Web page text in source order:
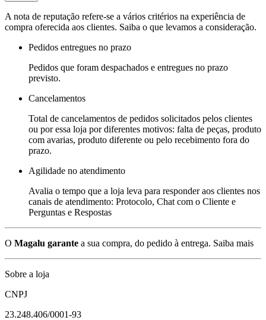
A nota de reputação refere-se a vários critérios na experiência de
compra oferecida aos clientes. Saiba o que levamos a consideração.
Pedidos entregues no prazo
Pedidos que foram despachados e entregues no prazo
previsto.
Cancelamentos
Total de cancelamentos de pedidos solicitados pelos clientes
ou por essa loja por diferentes motivos: falta de peças, produto
com avarias, produto diferente ou pelo recebimento fora do
prazo.
Agilidade no atendimento
Avalia o tempo que a loja leva para responder aos clientes nos
canais de atendimento: Protocolo, Chat com o Cliente e
Perguntas e Respostas
O Magalu garante a sua compra, do pedido à entrega. Saiba mais
Sobre a loja
CNPJ
23.248.406/0001-93